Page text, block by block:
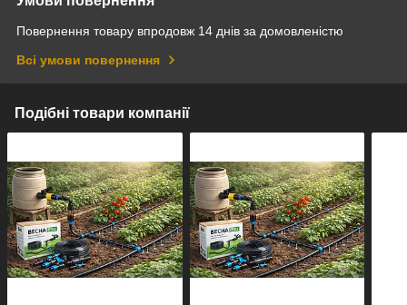
Повернення товару впродовж 14 днів за домовленістю
Всі умови повернення
Подібні товари компанії